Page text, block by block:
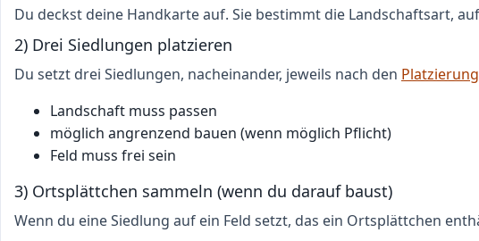
Du deckst deine Handkarte auf. Sie bestimmt die Landschaftsart,
2) Drei Siedlungen platzieren
Du setzt drei Siedlungen, nacheinander, jeweils nach den
Landschaft muss passen
möglich angrenzend bauen (wenn möglich Pflicht)
Feld muss frei sein
3) Ortsplättchen sammeln (wenn du darauf baust)
Wenn du eine Siedlung auf ein Feld setzt, das ein Ortsplättchen